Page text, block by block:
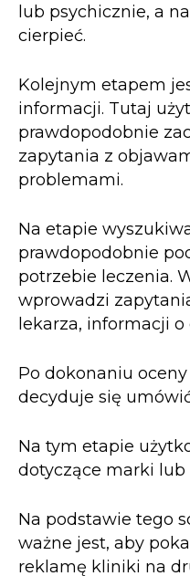
lub psychicznie, a
cierpieć.
Kolejnym etapem
informacji. Tutaj
prawdopodobnie
zapytania z
problemami.
Na etapie
prawdopodobnie
potrzebie leczenia.
wprowadzi
lekarza, informacji
Po dokonaniu
decyduje się
Na tym etapie
dotyczące marki lub
Na podstawie tego
ważne jest, aby
reklamę kliniki na